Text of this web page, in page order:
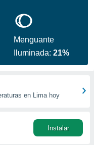
Menguante
Iluminada:21%
en Lima hoy
Instalar